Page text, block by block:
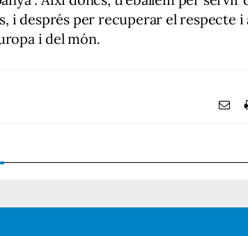
i després per recuperar el respecte
i del món.